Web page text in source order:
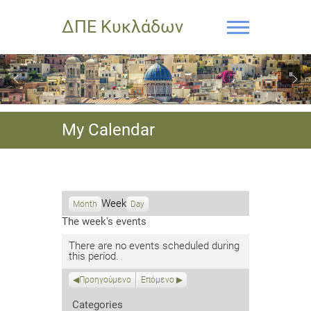
ΔΠΕ Κυκλάδων
My Calendar
Month Week Day
The week's events
There are no events scheduled during
this period.
Προηγούμενο Επόμενο
Categories